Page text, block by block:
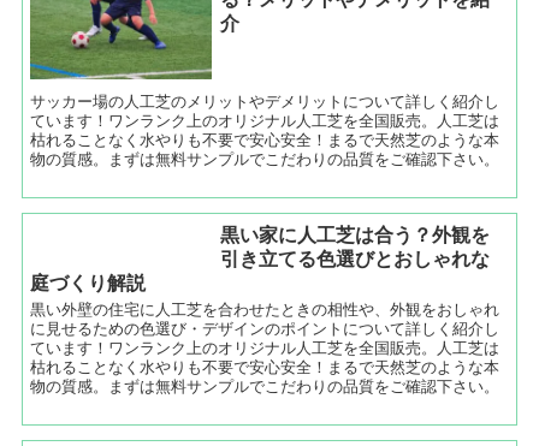
介
サッカー場の人工芝のメリットやデメリットについて詳しく紹介し
ています！ワンランク上のオリジナル人工芝を全国販売。人工芝は
枯れることなく水やりも不要で安心安全！まるで天然芝のような本
物の質感。まずは無料サンプルでこだわりの品質をご確認下さい。
黒い家に人工芝は合う？外観を
引き立てる色選びとおしゃれな
庭づくり解説
黒い外壁の住宅に人工芝を合わせたときの相性や、外観をおしゃれ
に見せるための色選び・デザインのポイントについて詳しく紹介し
ています！ワンランク上のオリジナル人工芝を全国販売。人工芝は
枯れることなく水やりも不要で安心安全！まるで天然芝のような本
物の質感。まずは無料サンプルでこだわりの品質をご確認下さい。